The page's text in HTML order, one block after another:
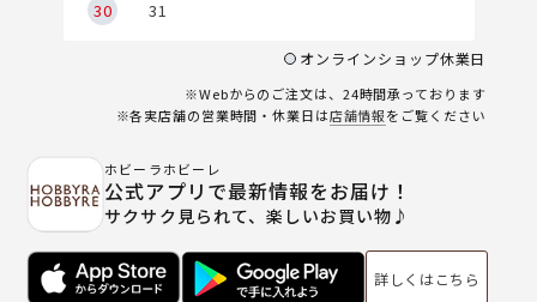
30
31
オンラインショップ休業日
※Webからのご注文は、24時間承っております
※各実店舗の営業時間・休業日は店舗情報をご覧ください
ホビーラホビーレ
公式アプリで最新情報をお届け！
サクサク見られて、楽しいお買い物♪
詳しくはこちら